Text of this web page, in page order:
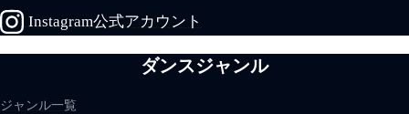
Instagram公式アカウント
ダンスジャンル
ジャンル一覧